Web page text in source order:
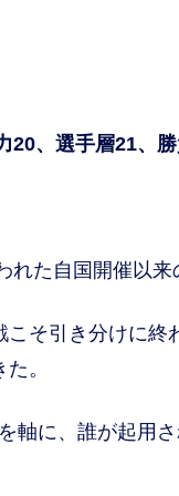
、選手層21、勝
た自国開催以来
そ引き分けに終
。
軸に、誰が起用